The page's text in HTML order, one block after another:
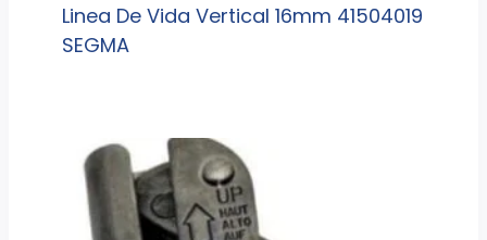
Linea De Vida Vertical 16mm 41504019
SEGMA